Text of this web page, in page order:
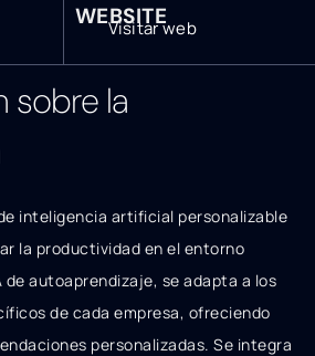
WEBSITE
Visitar web
sobre la
inteligencia artificial personalizable
la productividad en el entorno
de autoaprendizaje, se adapta a los
de cada empresa, ofreciendo
personalizadas. Se integra